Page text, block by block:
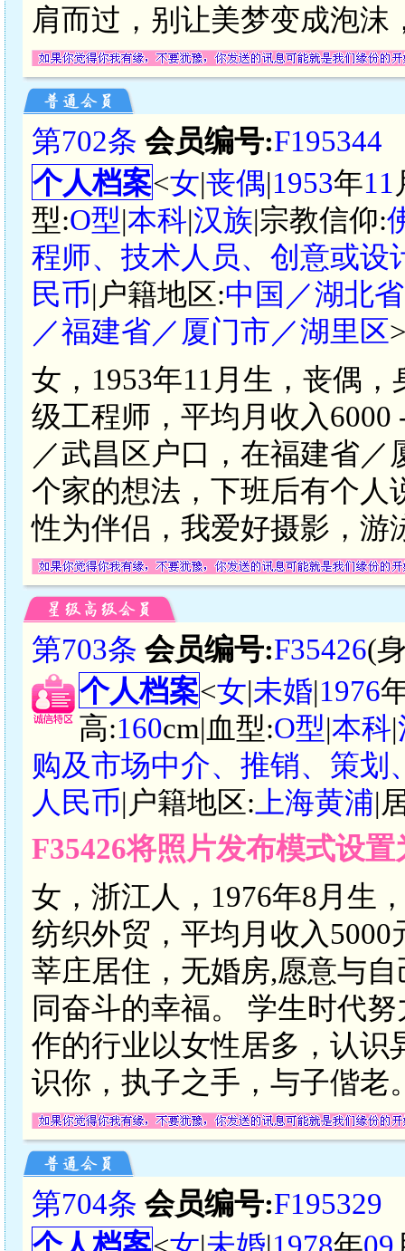
肩而过，别让美梦变成泡
第702条 会员编号:F195344
个人档案<女|丧偶|1953年11
型:O型|本科|汉族|宗教信仰:
程师、技术人员、创意或设
民币|户籍地区:中国／湖北
／福建省／厦门市／湖里区
女，1953年11月生，丧偶
级工程师，平均月收入
／武昌区户口，在福建省
个家的想法，下班后有个人
性为伴侣，我爱好摄影，游
第703条 会员编号:F35426(
个人档案<女|未婚|1976
高:160cm|血型:O型|本科|
购及市场中介、推销、策划
人民币|户籍地区: 上海黄浦|
F35426将照片发布模式设
女，浙江人，1976年8月生
纺织外贸，平均月收入
莘庄居住，无婚房,愿意与
同奋斗的幸福。 学生时代
作的行业以女性居多，认识
识你，执子之手，与子偕老
第704条 会员编号:F195329